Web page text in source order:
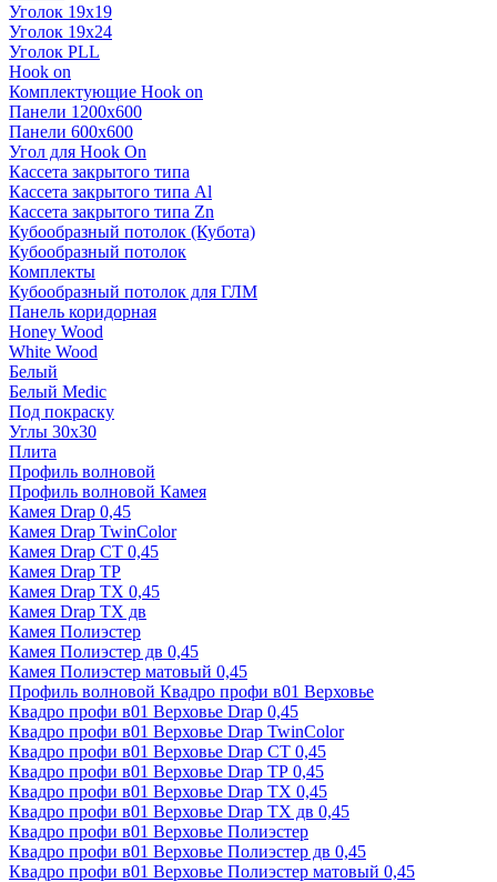
Уголок 19х19
Уголок 19х24
Уголок PLL
Hook on
Комплектующие Hook on
Панели 1200х600
Панели 600х600
Угол для Hook On
Кассета закрытого типа
Кассета закрытого типа Al
Кассета закрытого типа Zn
Кубообразный потолок (Кубота)
Кубообразный потолок
Комплекты
Кубообразный потолок для ГЛМ
Панель коридорная
Honey Wood
White Wood
Белый
Белый Medic
Под покраску
Углы 30х30
Плита
Профиль волновой
Профиль волновой Камея
Камея Drap 0,45
Камея Drap TwinColor
Камея Drap СТ 0,45
Камея Drap ТР
Камея Drap ТХ 0,45
Камея Drap ТХ дв
Камея Полиэстер
Камея Полиэстер дв 0,45
Камея Полиэстер матовый 0,45
Профиль волновой Квадро профи в01 Верховье
Квадро профи в01 Верховье Drap 0,45
Квадро профи в01 Верховье Drap TwinColor
Квадро профи в01 Верховье Drap СТ 0,45
Квадро профи в01 Верховье Drap ТР 0,45
Квадро профи в01 Верховье Drap ТХ 0,45
Квадро профи в01 Верховье Drap ТХ дв 0,45
Квадро профи в01 Верховье Полиэстер
Квадро профи в01 Верховье Полиэстер дв 0,45
Квадро профи в01 Верховье Полиэстер матовый 0,45